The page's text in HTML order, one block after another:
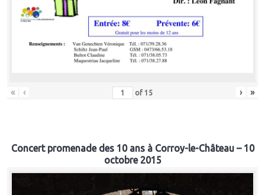
« ‹ of 15 › »
Concert promenade des 10 ans à Corroy-le-Château – 10
octobre 2015